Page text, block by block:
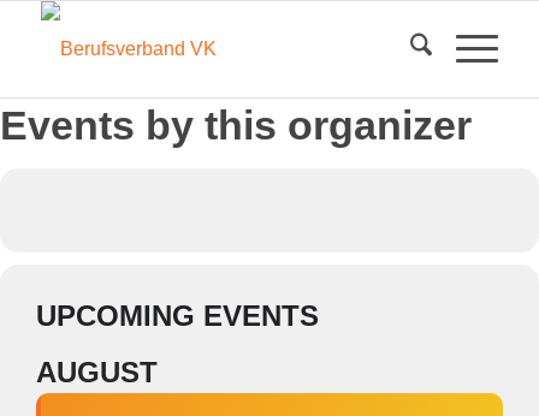
Events by this organizer
UPCOMING EVENTS
AUGUST